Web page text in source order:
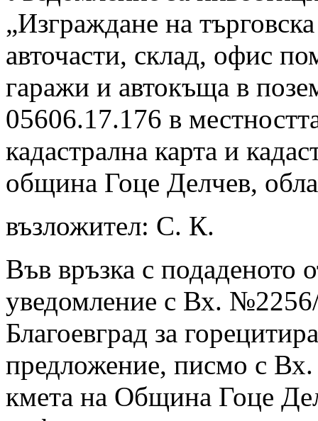
„Изграждане на
авточасти, склад, офис
гаражи и автокъща в
05606.17.176 в
кадастрална карта и
община Гоце Делчев,
възложител: С. К.
Във връзка с подаденото
уведомление с Вх.
Благоевград за
предложение, писмо с
кмета на Община Гоце